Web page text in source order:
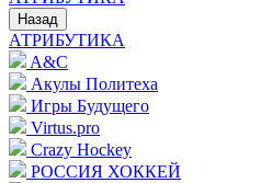
Назад
АТРИБУТИКА
A&C
Акулы Политеха
Игры Будущего
Virtus.pro
Crazy Hockey
РОССИЯ ХОККЕЙ